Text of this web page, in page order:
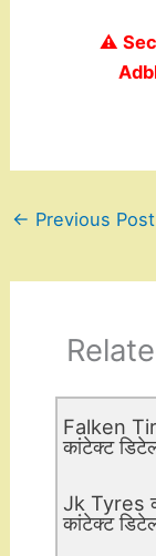
⚠️
← Previous Post
Falken
कांटेक्ट
Jk Tyres
कांटेक्ट